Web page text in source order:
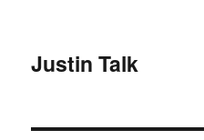
Justin Talk